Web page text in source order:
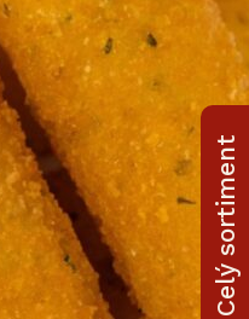
Káva
Celý sortiment